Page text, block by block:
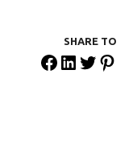
SHARE ΤΟ